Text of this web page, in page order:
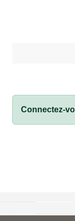
Connectez-